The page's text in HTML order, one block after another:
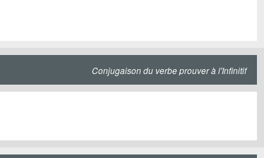
Conjugaison du verbe prouver à l'Infinitif